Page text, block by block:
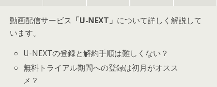
動画配信サービス 「U-NEXT」 について詳しく解説して
います。
U-NEXTの登録と解約手順は難しくない？
無料トライアル期間への登録は初月がオスス
メ？